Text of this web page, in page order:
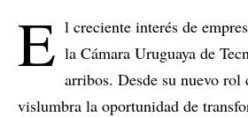
E l creciente interés de
la Cámara Uruguaya de
arribos. Desde su nuevo rol
vislumbra la oportunidad de